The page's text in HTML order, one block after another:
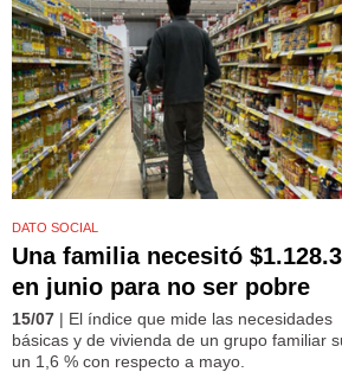
DATO SOCIAL
Una familia necesitó
en junio para no ser pobre
15/07 | El índice que mide las necesidades
básicas y de vivienda de un grupo familiar
un 1,6 % con respecto a mayo.